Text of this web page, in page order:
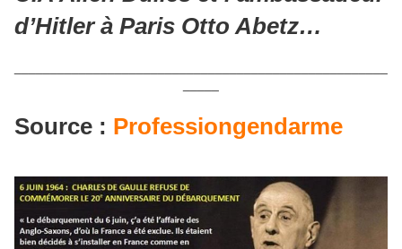
d’Hitler à Paris Otto Abetz…
Source : Professiongendarme